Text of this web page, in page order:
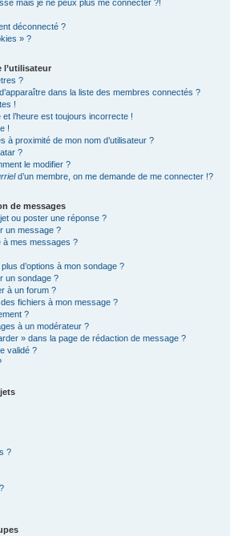
mais je ne peux plus me connecter ?!
déconnecté ?
» ?
l’utilisateur
?
dans la liste des membres connectés ?
!
l’heure est toujours incorrecte !
!
à proximité de mon nom d’utilisateur ?
?
le modifier ?
d’un membre, on me demande de me connecter !?
de messages
ou poster une réponse ?
un message ?
à mes messages ?
d’options à mon sondage ?
un sondage ?
à un forum ?
fichiers à mon message ?
?
à un modérateur ?
» dans la page de rédaction de message ?
validé ?
?